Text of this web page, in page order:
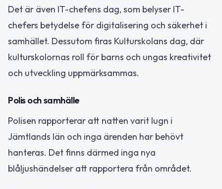
Det är även IT-chefens dag, som belyser IT-
chefers betydelse för digitalisering och säkerhet i
samhället. Dessutom firas Kulturskolans dag, där
kulturskolornas roll för barns och ungas kreativitet
och utveckling uppmärksammas.
Polis och samhälle
Polisen rapporterar att natten varit lugn i
Jämtlands län och inga ärenden har behövt
hanteras. Det finns därmed inga nya
blåljushändelser att rapportera från området.